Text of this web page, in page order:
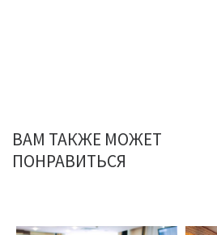
ВАМ ТАКЖЕ МОЖЕТ
ПОНРАВИТЬСЯ